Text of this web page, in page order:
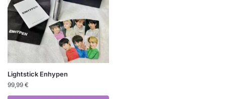
Lightstick Enhypen
99,99 €